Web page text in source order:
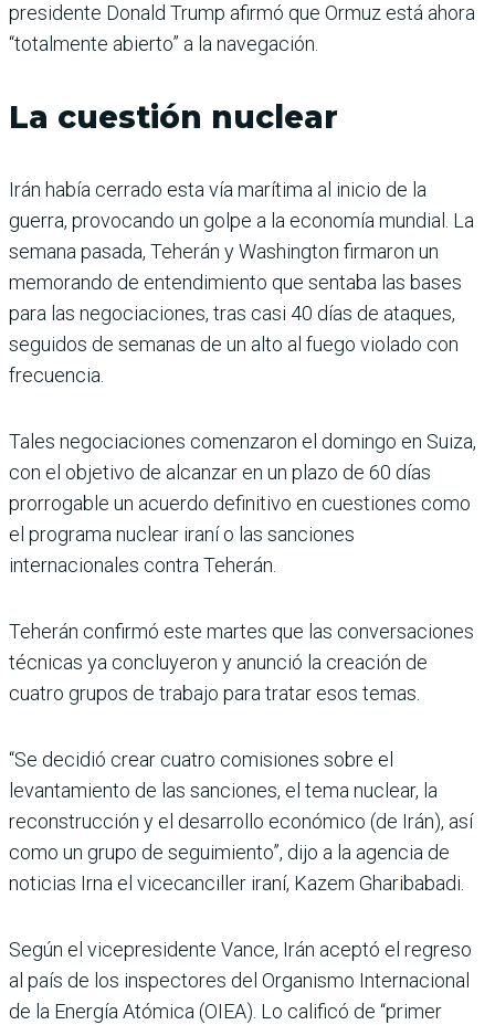
presidente Donald Trump afirmó que Ormuz está ahora
“totalmente abierto” a la navegación.
La cuestión nuclear
Irán había cerrado esta vía marítima al inicio de la
guerra, provocando un golpe a la economía mundial. La
semana pasada, Teherán y Washington firmaron un
memorando de entendimiento que sentaba las bases
para las negociaciones, tras casi 40 días de ataques,
seguidos de semanas de un alto al fuego violado con
frecuencia.
Tales negociaciones comenzaron el domingo en Suiza,
con el objetivo de alcanzar en un plazo de 60 días
prorrogable un acuerdo definitivo en cuestiones como
el programa nuclear iraní o las sanciones
internacionales contra Teherán.
Teherán confirmó este martes que las conversaciones
técnicas ya concluyeron y anunció la creación de
cuatro grupos de trabajo para tratar esos temas.
“Se decidió crear cuatro comisiones sobre el
levantamiento de las sanciones, el tema nuclear, la
reconstrucción y el desarrollo económico (de Irán), así
como un grupo de seguimiento”, dijo a la agencia de
noticias Irna el vicecanciller iraní, Kazem Gharibabadi.
Según el vicepresidente Vance, Irán aceptó el regreso
al país de los inspectores del Organismo Internacional
de la Energía Atómica (OIEA). Lo calificó de “primer